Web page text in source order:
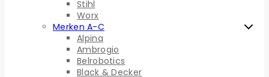
Stihl
Worx
Merken A-C
Alpina
Ambrogio
Belrobotics
Black & Decker